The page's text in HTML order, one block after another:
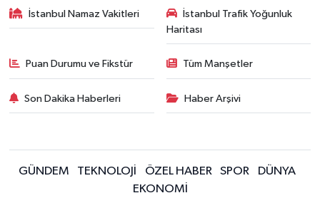
İstanbul Namaz Vakitleri
İstanbul Trafik Yoğunluk
Haritası
Puan Durumu ve Fikstür Tüm Manşetler
Son Dakika Haberleri Haber Arşivi
GÜNDEM TEKNOLOJİ ÖZEL HABER SPOR
DÜNYA
EKONOMİ